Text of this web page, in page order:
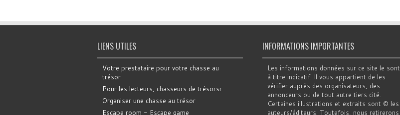
LIENS UTILES
Votre prestataire pour votre chasse au
trésor
Pour les lecteurs, chasseurs de trésorsr
Organiser une chasse au trésor
Escape room - Escape game
INFORMATIONS IMPORTANTES
Les informations données sur ce site le sont
à titre indicatif. Il vous appartient de les
vérifier auprès des organisateurs, des
annonceurs ou de tout autre tiers cité.
Certaines illustrations et extraits sont © les
auteurs/éditeurs. Toutefois, nous retirerons